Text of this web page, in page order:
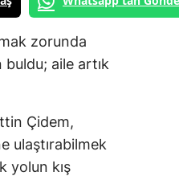
zorunda
buldu; aile artık
Çidem,
ulaştırabilmek
yolun kış